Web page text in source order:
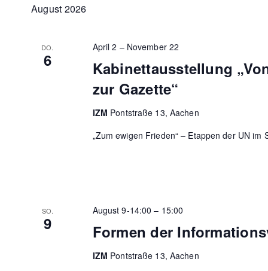
August 2026
DO.
6
Kabinettausstellung
zur Gazette“
April 2 – November 22
IZM Pontstraße 13, Aachen
„Zum ewigen Frieden“ – Etappen der UN im
SO.
9 Formen der
August 9-14:00 – 15:00
IZM Pontstraße 13, Aachen